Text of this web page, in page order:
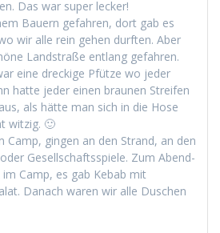
Das war super lecker!
Bauern gefahren, dort gab es
wir alle rein gehen durften. Aber
Land­straße ent­lang gefahren.
eine dreck­ige Pfütze wo jed­er
hat­te jed­er einen braunen Streifen
als hätte man sich in die Hose
witzig. 🙂
Camp, gin­gen an den Strand, an den
Gesellschaftsspiele. Zum Abend­
Camp, es gab Kebab mit
Danach waren wir alle Duschen